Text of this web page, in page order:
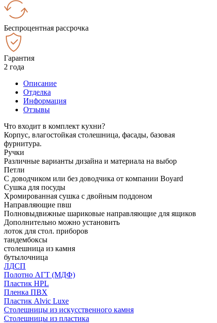
Беспроцентная рассрочка
Гарантия
2 года
Описание
Отделка
Информация
Отзывы
Что входит в комплект кухни?
Корпус, влагостойкая столешница, фасады, базовая
фурнитура.
Ручки
Различные варианты дизайна и материала на выбор
Петли
С доводчиком или без доводчика от компании Boyard
Сушка для посуды
Хромированная сушка с двойным поддоном
Направляющие пвш
Полновыдвижные шариковые направляющие для ящиков
Дополнительно можно установить
лоток для стол. приборов
тандембоксы
столешница из камня
бутылочница
ЛДСП
Полотно АГТ (МДФ)
Пластик HPL
Пленка ПВХ
Пластик Alvic Luxe
Столешницы из искусственного камня
Столешницы из пластика